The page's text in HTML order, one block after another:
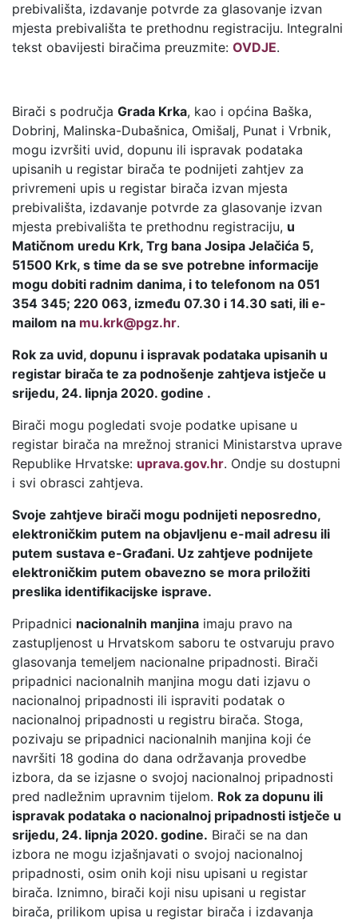
prebivališta, izdavanje potvrde za glasovanje izvan
mjesta prebivališta te prethodnu registraciju. Integralni
tekst obavijesti biračima preuzmite: OVDJE.
Birači s područja Grada Krka, kao i općina Baška,
Dobrinj, Malinska-Dubašnica, Omišalj, Punat i Vrbnik,
mogu izvršiti uvid, dopunu ili ispravak podataka
upisanih u registar birača te podnijeti zahtjev za
privremeni upis u registar birača izvan mjesta
prebivališta, izdavanje potvrde za glasovanje izvan
mjesta prebivališta te prethodnu registraciju, u
Matičnom uredu Krk, Trg bana Josipa Jelačića 5,
51500 Krk, s time da se sve potrebne informacije
mogu dobiti radnim danima, i to telefonom na 051
354 345; 220 063, između 07.30 i 14.30 sati, ili e-
mailom na mu.krk@pgz.hr.
Rok za uvid, dopunu i ispravak podataka upisanih u
registar birača te za podnošenje zahtjeva istječe u
srijedu, 24. lipnja 2020. godine .
Birači mogu pogledati svoje podatke upisane u
registar birača na mrežnoj stranici Ministarstva uprave
Republike Hrvatske: uprava.gov.hr. Ondje su dostupni
i svi obrasci zahtjeva.
Svoje zahtjeve birači mogu podnijeti neposredno,
elektroničkim putem na objavljenu e-mail adresu ili
putem sustava e-Građani. Uz zahtjeve podnijete
elektroničkim putem obavezno se mora priložiti
preslika identifikacijske isprave.
Pripadnici nacionalnih manjina imaju pravo na
zastupljenost u Hrvatskom saboru te ostvaruju pravo
glasovanja temeljem nacionalne pripadnosti. Birači
pripadnici nacionalnih manjina mogu dati izjavu o
nacionalnoj pripadnosti ili ispraviti podatak o
nacionalnoj pripadnosti u registru birača. Stoga,
pozivaju se pripadnici nacionalnih manjina koji će
navršiti 18 godina do dana održavanja provedbe
izbora, da se izjasne o svojoj nacionalnoj pripadnosti
pred nadležnim upravnim tijelom. Rok za dopunu ili
ispravak podataka o nacionalnoj pripadnosti istječe u
srijedu, 24. lipnja 2020. godine. Birači se na dan
izbora ne mogu izjašnjavati o svojoj nacionalnoj
pripadnosti, osim onih koji nisu upisani u registar
birača. Iznimno, birači koji nisu upisani u registar
birača, prilikom upisa u registar birača i izdavanja